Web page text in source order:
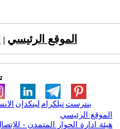
الموقع الرئيسي
لينكدإن تيلكرامبنترست
الموقع الرئيسي
هيئة ادارة الحوار المتمدن -